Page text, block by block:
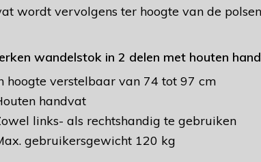
wordt vervolgens ter hoogte van de
wandelstok in 2 delen met houten
hoogte verstelbaar van 74 tot 97 cm
handvat
links- als rechtshandig te gebruiken
gebruikersgewicht 120 kg